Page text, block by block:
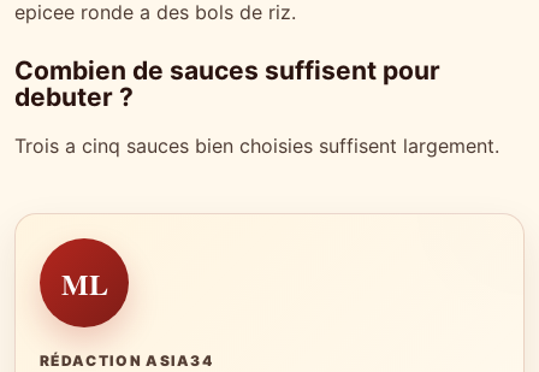
epicee ronde a des bols de riz.
Combien de sauces suffisent pour
debuter ?
Trois a cinq sauces bien choisies suffisent largement.
ML
RÉDACTION ASIA34